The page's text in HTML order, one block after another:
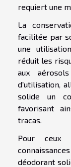
requiert une
La
facilitée par
une
réduit les
aux
d'utilisation,
solide un
favorisant
tracas.
Pour ceux
déodorant